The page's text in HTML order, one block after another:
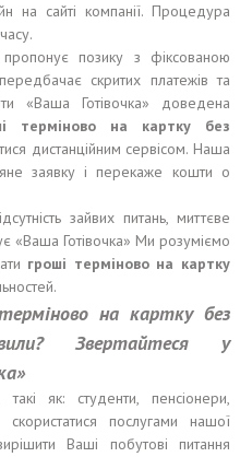
на сайті компанії. Процедура
позику з фіксованою
скритих платежів та
«Ваша Готівочка» доведена
терміново на картку без
дистанційним сервісом. Наша
заявку і перекаже кошти о
зайвих питань, миттєве
Готівочка» Ми розуміємо
гроші терміновона картку
на картку без
?Звертайтеся у
такі як: студенти, пенсіонери,
послугами нашої
Ваші побутові питання